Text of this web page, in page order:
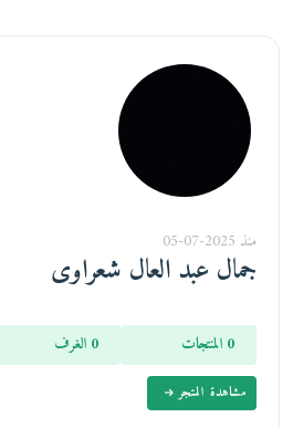
منذ 2025-07-05
جمال عبد العال شعراوى
0 المنتجات 0 الغرف
مشاهدة المتجر